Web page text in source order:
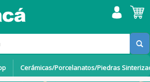
Cerámicas/Porcelanatos/Piedras